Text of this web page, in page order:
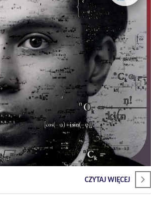
CZYTAJ WIĘCEJ